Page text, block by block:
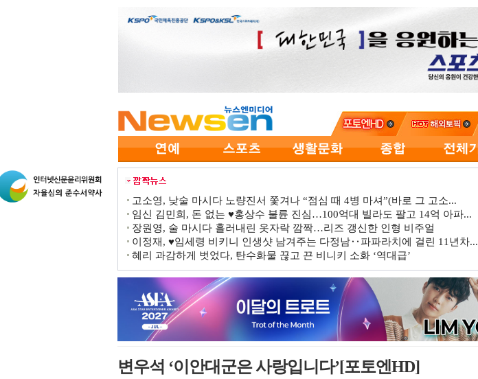
고소영, 낮술 마시다 노량진서 쫓겨나 “점심 때 4병 마셔”(바로 그 고소...
임신 김민희, 돈 없는 ♥홍상수 불륜 진심…100억대 빌라도 팔고 14억 아파...
장원영, 술 마시다 흘러내린 옷자락 깜짝…리즈 갱신한 인형 비주얼
이정재, ♥임세령 비키니 인생샷 남겨주는 다정남‥파파라치에 걸린 11년차...
혜리 과감하게 벗었다, 탄수화물 끊고 끈 비니키 소화 ‘역대급’
변우석 ‘이안대군은 사랑입니다’[포토엔HD]